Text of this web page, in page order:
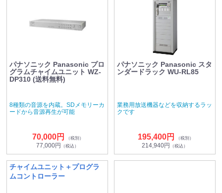
パナソニック Panasonic プロ
グラムチャイムユニット WZ-
DP310 (送料無料)
8種類の音源を内蔵。SDメモリーカ
ードから音源再生が可能
70,000円 （税別）
77,000円 （税込）
パナソニック Panasonic スタ
ンダードラック WU-RL85
業務用放送機器などを収納するラッ
クです
195,400円 （税別）
214,940円 （税込）
チャイムユニット＋プログラ
ムコントローラー